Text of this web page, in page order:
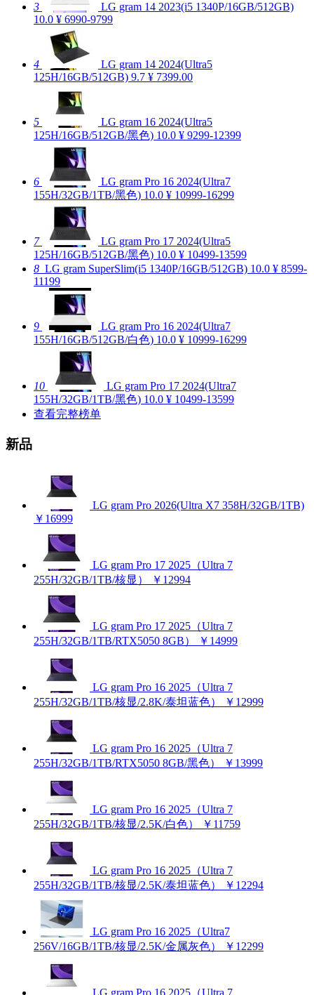
3
LG gram 14 2023(i5 1340P/16GB/512GB)
10.0 ¥ 6990-9799
4
LG gram 14 2024(Ultra5
125H/16GB/512GB) 9.7 ¥ 7399.00
5
LG gram 16 2024(Ultra5
125H/16GB/512GB/黑色) 10.0 ¥ 9299-12399
6
LG gram Pro 16 2024(Ultra7
155H/32GB/1TB/黑色) 10.0 ¥ 10999-16299
7
LG gram Pro 17 2024(Ultra5
125H/16GB/512GB/黑色) 10.0 ¥ 10499-13599
8 LG gram SuperSlim(i5 1340P/16GB/512GB) 10.0 ¥ 8599-
11199
9
LG gram Pro 16 2024(Ultra7
155H/16GB/512GB/白色) 10.0 ¥ 10999-16299
10
LG gram Pro 17 2024(Ultra7
155H/32GB/1TB/黑色) 10.0 ¥ 10499-13599
查看完整榜单
新品
LG gram Pro 2026(Ultra X7 358H/32GB/1TB)
￥16999
LG gram Pro 17 2025（Ultra 7
255H/32GB/1TB/核显）
￥12994
LG gram Pro 17 2025（Ultra 7
255H/32GB/1TB/RTX5050 8GB）
￥14999
LG gram Pro 16 2025（Ultra 7
255H/32GB/1TB/核显/2.8K/泰坦蓝色）
￥12999
LG gram Pro 16 2025（Ultra 7
255H/32GB/1TB/RTX5050 8GB/黑色）
￥13999
LG gram Pro 16 2025（Ultra 7
255H/32GB/1TB/核显/2.5K/白色）
￥11759
LG gram Pro 16 2025（Ultra 7
255H/32GB/1TB/核显/2.5K/泰坦蓝色）
￥12294
LG gram Pro 16 2025（Ultra7
256V/16GB/1TB/核显/2.5K/金属灰色）
￥12299
LG gram Pro 16 2025（Ultra 7